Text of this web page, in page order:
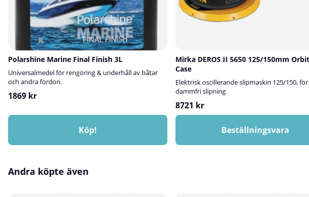
Polarshine Marine Final Finish 3L
Universalmedel för rengöring & underhåll av båtar
och andra fordon.
1869 kr
Köp!
Mirka DEROS II 5650 125/150mm
Case
Elektrisk oscillerande slipmaskin 125/150,
dammfri slipning
8721 kr
Beställningsvara
Andra köpte även